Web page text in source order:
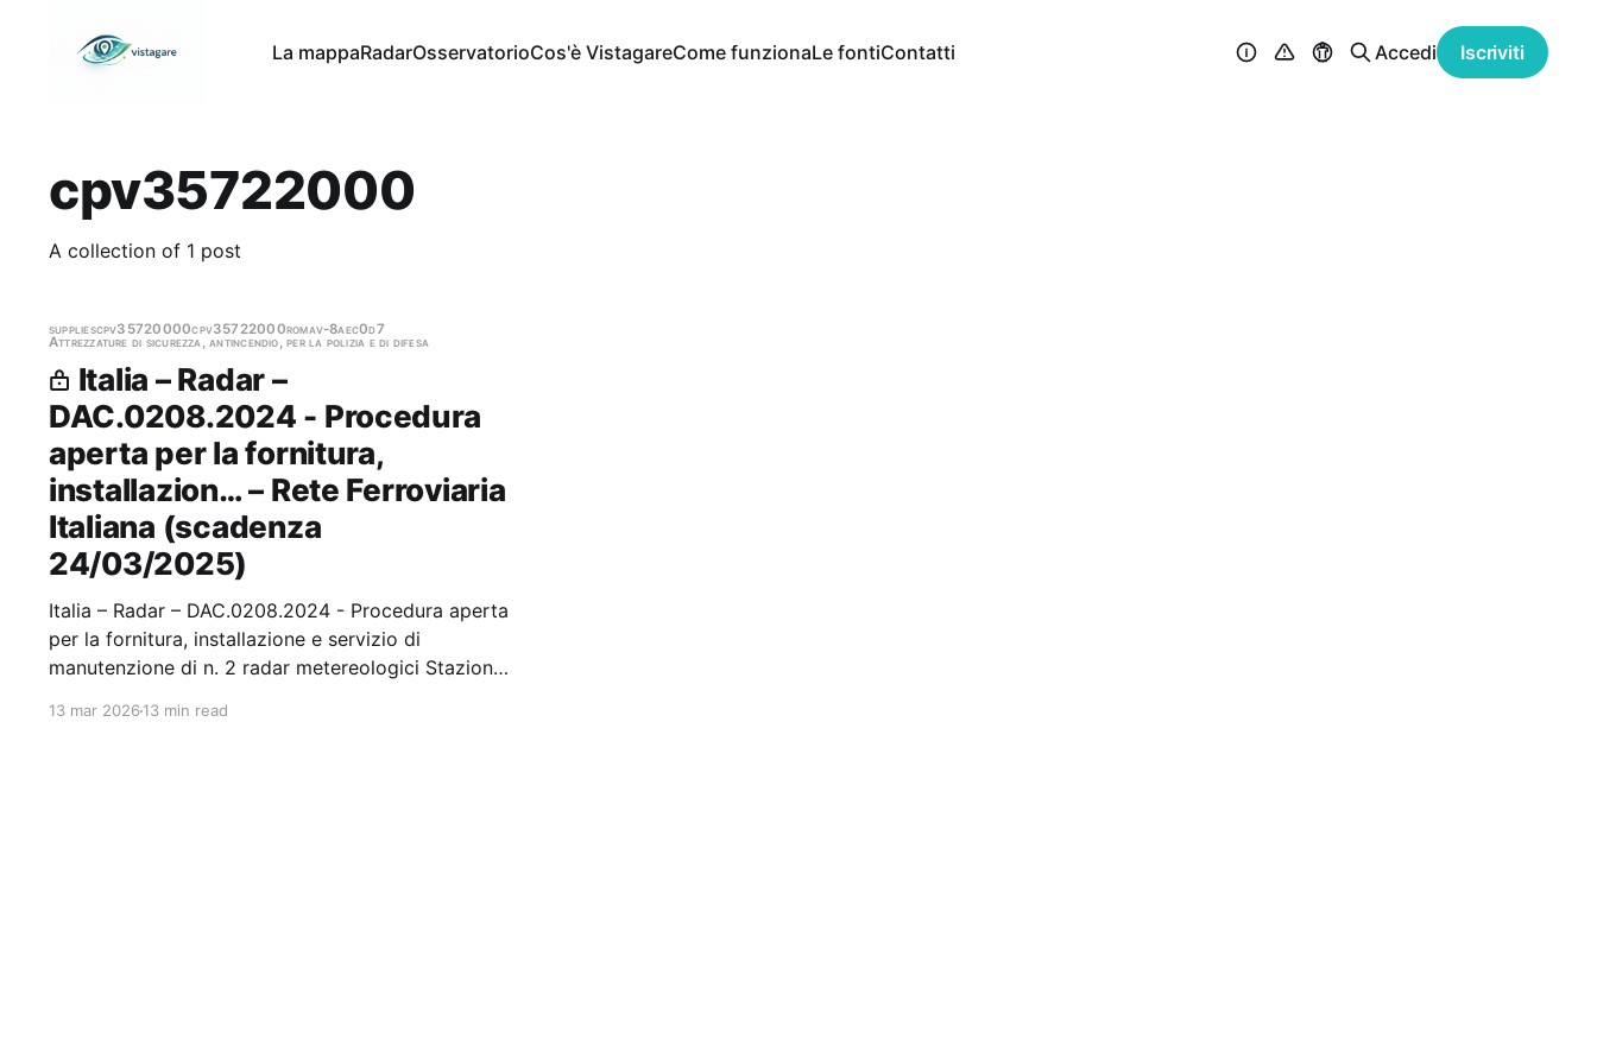
La mappaRadarOsservatorioCos'è VistagareCome funzionaLe fontiContatti Accedi Iscriviti
cpv35722000
A collection of 1 post
suppliescpv35720000cpv35722000romav-8aec0d7
Attrezzature di sicurezza, antincendio, per la polizia e di difesa
Italia – Radar –
DAC.0208.2024 - Procedura
aperta per la fornitura,
installazion… – Rete Ferroviaria
Italiana (scadenza
24/03/2025)
Italia – Radar – DAC.0208.2024 - Procedura aperta
per la fornitura, installazione e servizio di
manutenzione di n. 2 radar metereologici Stazione
13 mar 202613 min read